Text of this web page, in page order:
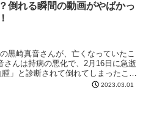
倒れる瞬間の動画がやばかっ
黒崎真音さんが、亡くなっていたこ
さんは持病の悪化で、2月16日に急逝
」と診断されて倒れてしまったこと
2023.03.01